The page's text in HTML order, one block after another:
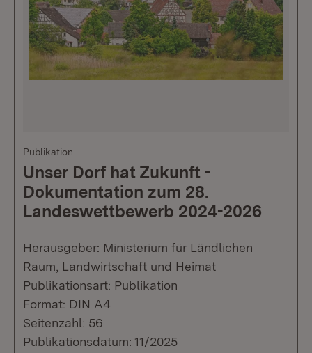
Publikation
Unser Dorf hat Zukunft -
Dokumentation zum 28.
Landeswettbewerb 2024-2026
Herausgeber: Ministerium für Ländlichen
Raum, Landwirtschaft und Heimat
Publikationsart: Publikation
Format: DIN A4
Seitenzahl: 56
Publikationsdatum: 11/2025